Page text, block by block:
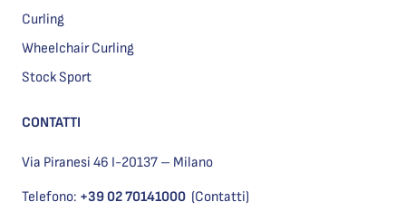
Curling
Wheelchair Curling
Stock Sport
CONTATTI
Via Piranesi 46 I-20137 – Milano
Telefono: +39 02 70141000 (Contatti)